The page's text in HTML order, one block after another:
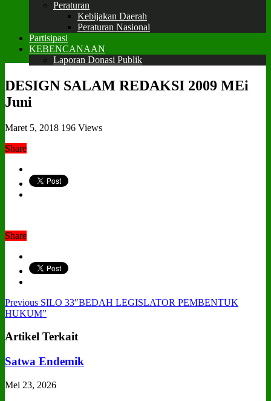
Peraturan
Kebijakan Daerah
Peraturan Nasional
Partisipasi
KEBENCANAAN
Laporan Donasi Publik
DESIGN SALAM REDAKSI 2009 MEi
Juni
Maret 5, 2018 196 Views
Share
Share
Previous SILO 33″BEDAH LEGISLATOR PEMBENTUK
HUKUM”
Artikel Terkait
Satwa Endemik
Mei 23, 2026